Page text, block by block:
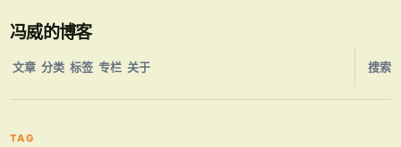
冯威的博客
文章 分类 标签 专栏 关于 搜索
TAG